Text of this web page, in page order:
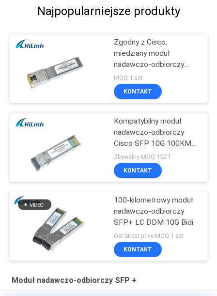
Najpopularniejsze produkty
Zgodny z Cisco,
miedziany moduł
nadawczo-odbiorczy
SFP + 10G SFP -10G-T
złącze RJ45
MOQ:1 szt
KONTAKT
Kompatybilny moduł
nadawczo-odbiorczy
Cisco SFP 10G 100KM
26db Dwdm SFP +
Zbywalny MOQ:1SZT
KONTAKT
100-kilometrowy moduł
nadawczo-odbiorczy
SFP+ LC DDM 10G Bidi
Get latest price MOQ:1 szt
KONTAKT
Moduł nadawczo-odbiorczy SFP +